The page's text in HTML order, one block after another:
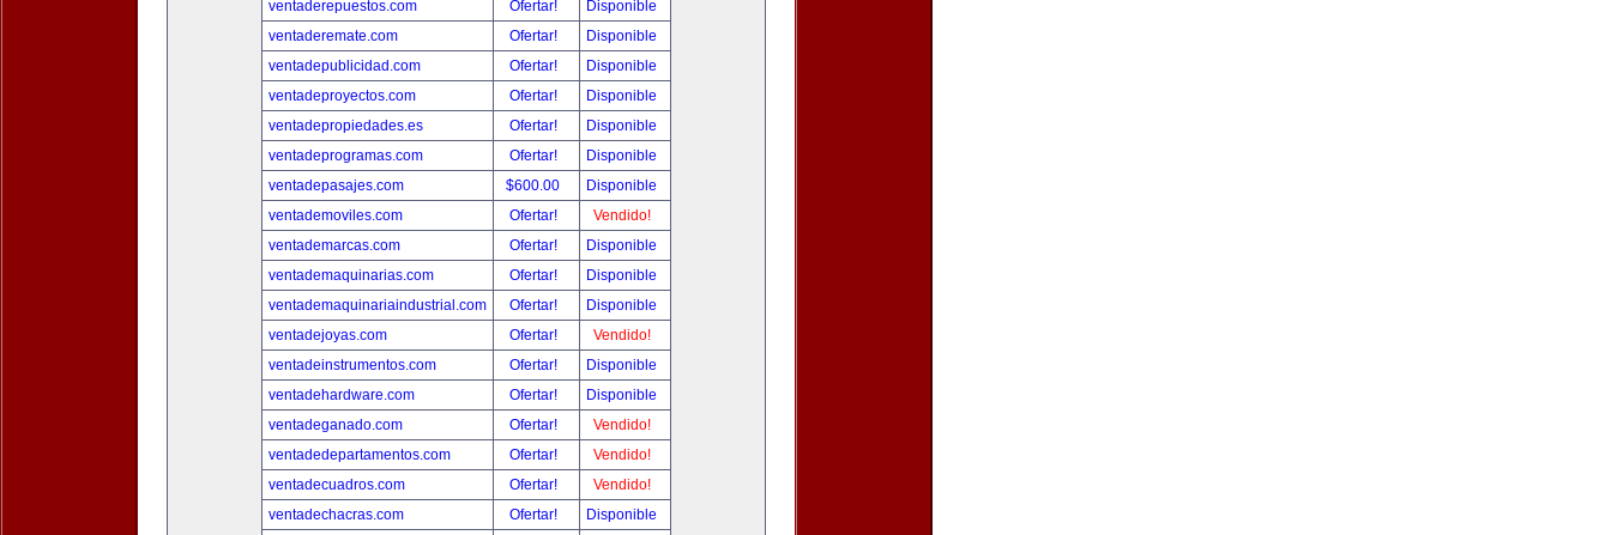
ventaderepuestos.com
Ofertar!
Disponible
ventaderemate.com
Ofertar!
Disponible
ventadepublicidad.com
Ofertar!
Disponible
ventadeproyectos.com
Ofertar!
Disponible
ventadepropiedades.es
Ofertar!
Disponible
ventadeprogramas.com
Ofertar!
Disponible
ventadepasajes.com
$600.00
Disponible
ventademoviles.com
Ofertar!
Vendido!
ventademarcas.com
Ofertar!
Disponible
ventademaquinarias.com
Ofertar!
Disponible
ventademaquinariaindustrial.com
Ofertar!
Disponible
ventadejoyas.com
Ofertar!
Vendido!
ventadeinstrumentos.com
Ofertar!
Disponible
ventadehardware.com
Ofertar!
Disponible
ventadeganado.com
Ofertar!
Vendido!
ventadedepartamentos.com
Ofertar!
Vendido!
ventadecuadros.com
Ofertar!
Vendido!
ventadechacras.com
Ofertar!
Disponible